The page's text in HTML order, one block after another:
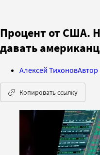
Процент от США.
давать
Алексей ТихоновАвтор
Копировать ссылку